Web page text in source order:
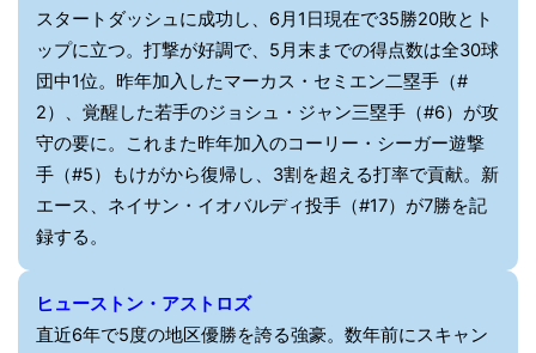
スタートダッシュに成功し、6月1日現在で35勝20敗とト
ップに立つ。打撃が好調で、5月末までの得点数は全30球
団中1位。昨年加入したマーカス・セミエン二塁手（#
2）、覚醒した若手のジョシュ・ジャン三塁手（#6）が攻
守の要に。これまた昨年加入のコーリー・シーガー遊撃
手（#5）もけがから復帰し、3割を超える打率で貢献。新
エース、ネイサン・イオバルディ投手（#17）が7勝を記
録する。
ヒューストン・アストロズ
直近6年で5度の地区優勝を誇る強豪。数年前にスキャン